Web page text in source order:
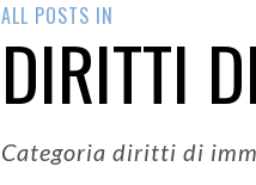
ALL POSTS IN
DIRITTI
Categoria diritti di